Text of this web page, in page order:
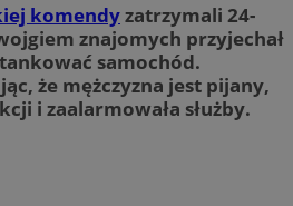
komendyzatrzymali 24-
znajomych przyjechał
samochód.
że mężczyzna jest pijany,
i zaalarmowała służby.